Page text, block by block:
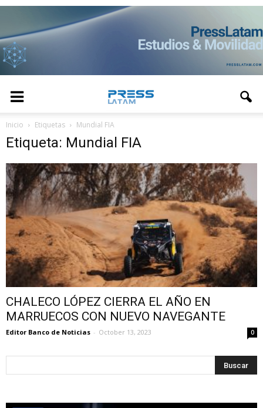
Inicio Etiquetas Mundial FIA
Etiqueta: Mundial FIA
CHALECO LÓPEZ CIERRA EL AÑO EN
MARRUECOS CON NUEVO NAVEGANTE
Editor Banco de Noticias - October 13, 2023 0